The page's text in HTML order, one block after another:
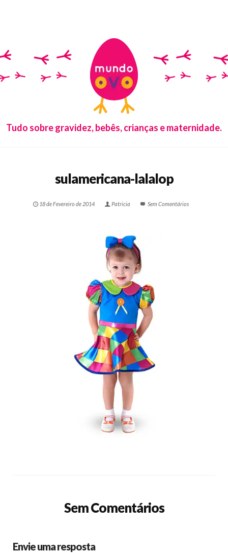
Tudo sobre gravidez, bebês, crianças e maternidade.
sulamericana-lalalop
18 de Fevereiro de 2014 Patricia Sem Comentários
Sem Comentários
Envie uma resposta